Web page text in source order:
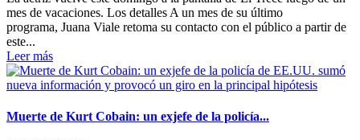
mes de vacaciones. Los detalles A un mes de su último
programa, Juana Viale retoma su contacto con el público a partir de
este...
Leer más
Muerte de Kurt Cobain: un exjefe de la policía...